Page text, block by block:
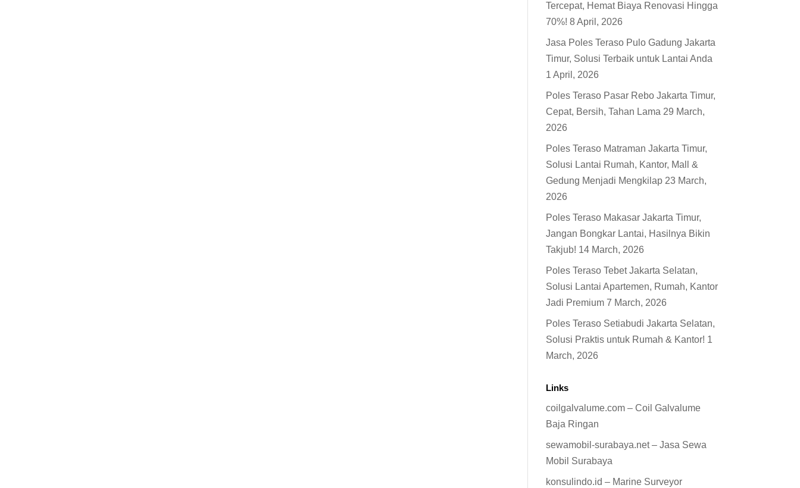
Tercepat, Hemat Biaya Renovasi Hingga
70%! 8 April, 2026
Jasa Poles Teraso Pulo Gadung Jakarta
Timur, Solusi Terbaik untuk Lantai Anda
1 April, 2026
Poles Teraso Pasar Rebo Jakarta Timur,
Cepat, Bersih, Tahan Lama 29 March,
2026
Poles Teraso Matraman Jakarta Timur,
Solusi Lantai Rumah, Kantor, Mall &
Gedung Menjadi Mengkilap 23 March,
2026
Poles Teraso Makasar Jakarta Timur,
Jangan Bongkar Lantai, Hasilnya Bikin
Takjub! 14 March, 2026
Poles Teraso Tebet Jakarta Selatan,
Solusi Lantai Apartemen, Rumah, Kantor
Jadi Premium 7 March, 2026
Poles Teraso Setiabudi Jakarta Selatan,
Solusi Praktis untuk Rumah & Kantor! 1
March, 2026
Links
coilgalvalume.com – Coil Galvalume
Baja Ringan
sewamobil-surabaya.net – Jasa Sewa
Mobil Surabaya
konsulindo.id – Marine Surveyor